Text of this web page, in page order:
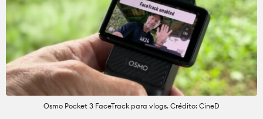
Osmo Pocket 3 FaceTrack para vlogs. Crédito: CineD